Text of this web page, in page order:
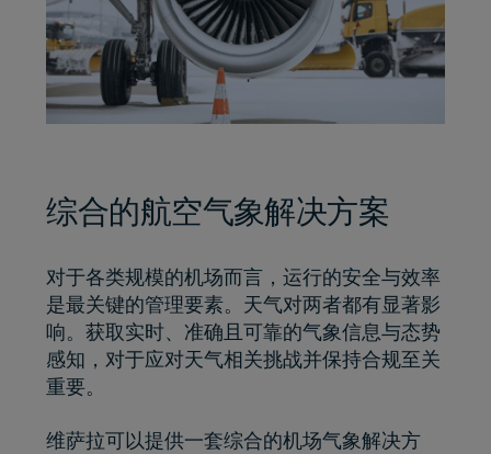
综合的航空气象解决方案
对于各类规模的机场而言，运行的安全与效率
是最关键的管理要素。天气对两者都有显著影
响。获取实时、准确且可靠的气象信息与态势
感知，对于应对天气相关挑战并保持合规至关
重要。
维萨拉可以提供一套综合的机场气象解决方